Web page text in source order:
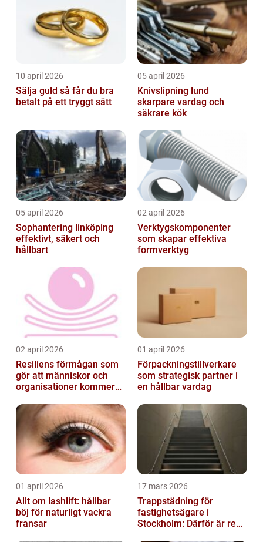
10 april 2026
Sälja guld så får du bra
betalt på ett tryggt sätt
05 april 2026
Knivslipning lund
skarpare vardag och
säkrare kök
05 april 2026
Sophantering linköping
effektivt, säkert och
hållbart
02 april 2026
Verktygskomponenter
som skapar effektiva
formverktyg
02 april 2026
Resiliens förmågan som
gör att människor och
organisationer kommer
01 april 2026
Förpackningstillverkare
som strategisk partner i
en hållbar vardag
01 april 2026
Allt om lashlift: hållbar
böj för naturligt vackra
fransar
17 mars 2026
Trappstädning för
fastighetsägare i
Stockholm: Därför är rena